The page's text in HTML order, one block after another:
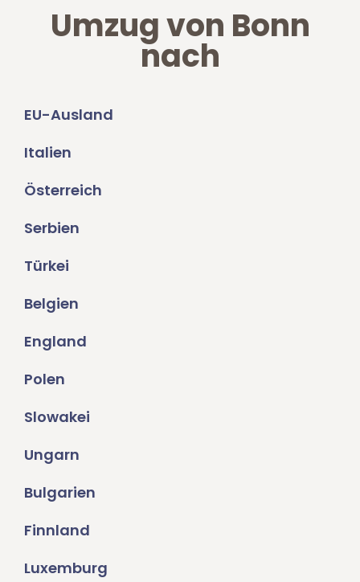
Umzug von Bonn
nach
EU-Ausland
Italien
Österreich
Serbien
Türkei
Belgien
England
Polen
Slowakei
Ungarn
Bulgarien
Finnland
Luxemburg